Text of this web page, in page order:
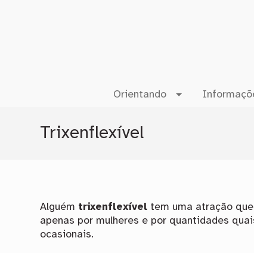
Orientando
Trixenflexível
Alguém trixenflexível tem uma atração
apenas por mulheres e por quantidades
ocasionais.